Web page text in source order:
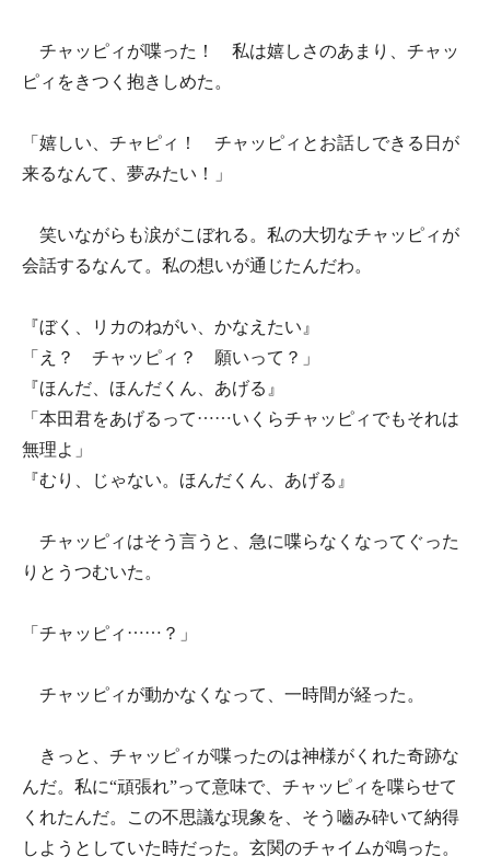
チャッピィが喋った！ 私は嬉しさのあまり、チャッ
ピィをきつく抱きしめた。
「嬉しい、チャピィ！ チャッピィとお話しできる日が
来るなんて、夢みたい！」
笑いながらも涙がこぼれる。私の大切なチャッピィが
会話するなんて。私の想いが通じたんだわ。
『ぼく、リカのねがい、かなえたい』
「え？ チャッピィ？ 願いって？」
『ほんだ、ほんだくん、あげる』
「本田君をあげるって……いくらチャッピィでもそれは
無理よ」
『むり、じゃない。ほんだくん、あげる』
チャッピィはそう言うと、急に喋らなくなってぐった
りとうつむいた。
「チャッピィ……？」
チャッピィが動かなくなって、一時間が経った。
きっと、チャッピィが喋ったのは神様がくれた奇跡な
んだ。私に“頑張れ”って意味で、チャッピィを喋らせて
くれたんだ。この不思議な現象を、そう嚙み砕いて納得
しようとしていた時だった。玄関のチャイムが鳴った。